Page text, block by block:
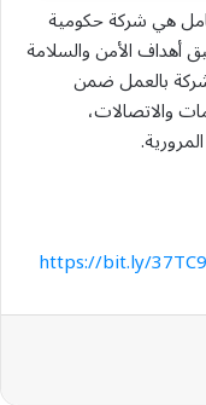
هي شركة حكومية
أهداف الأمن والسلامة
بالعمل ضمن
والاتصالات،
https://bit.ly/